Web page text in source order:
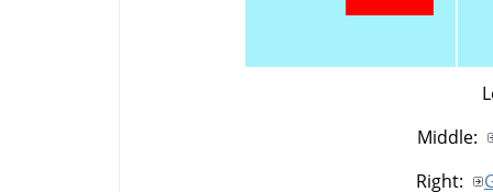
Middle:
Right: